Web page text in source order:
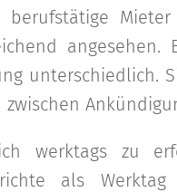
unterschiedlich.
werktags zu
als